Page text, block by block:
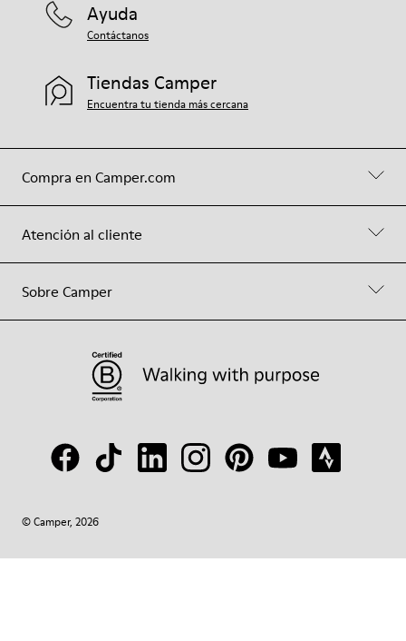
Compra en Camper.com
Atención al cliente
Sobre Camper
Ayuda
Contáctanos
Tiendas Camper
Encuentra tu tienda más cercana
© Camper, 2026